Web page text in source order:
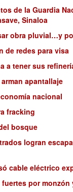
de la Guardia
Sinaloa
obra pluvial…y
de redes para visa
a tener sus
apantallaje
nacional
fracking
bosque
logran
cable eléctrico
fuertes por